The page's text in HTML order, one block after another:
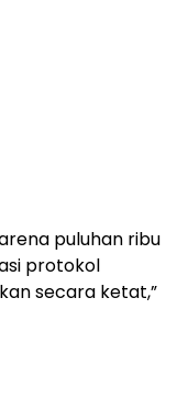
puluhan ribu
protokol
secara ketat,”